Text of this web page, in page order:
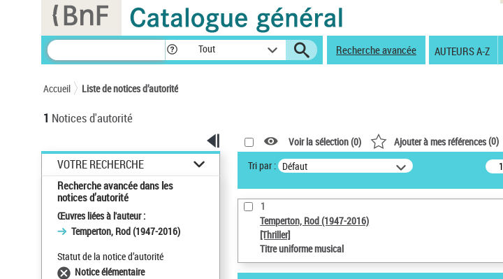
Tout Recherche avancée AUTEURS A-Z
Accueil Liste de notices d’autorité
1 Notices d'autorité
VOTRE RECHERCHE
Recherche avancée dans les
notices d’autorité
Œuvres liées à l'auteur :
Temperton, Rod (1947-2016)
Statut de la notice d’autorité
Notice élémentaire
Voir la sélection (0) Ajouter à mes références(0)
Tri par : Défaut
1
Temperton, Rod (1947-2016)
[Thriller]
Titre uniforme musical
Panneau de gestion des cookies